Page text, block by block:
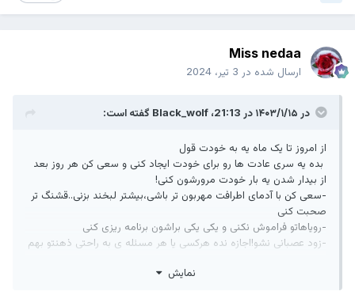
Miss nedaa
ارسال شده در 3 تیر، 2024
در ۱۴۰۳/۱/۱۵ در 21:13، Black_wolfگفته است:
از امروز تا یک ماه یه به خودت قول
بده یه سری عادت ها رو برای خودت ایجاد کنی و سعی کن هر روز بعد
از بیدار شدن یه بار خودت مرورشون کنی!
-سعی کن با آدمای اطرافت مهربون تر باشی،بیشتر لبخند بزنی..قشنگ تر
صحبت کنی
-رویاهاتو فراموش نکنی و یکی یکی براشون برنامه ریزی کنی
-زود عصبانی نشو!اجازه نده هرکسی یا هر مسئله ی به راحتی ذهنتو بهم
-به خودت اعتماد کن،باور کن که لیاقتشو داری و نمیخوای یه آدم
نمایش